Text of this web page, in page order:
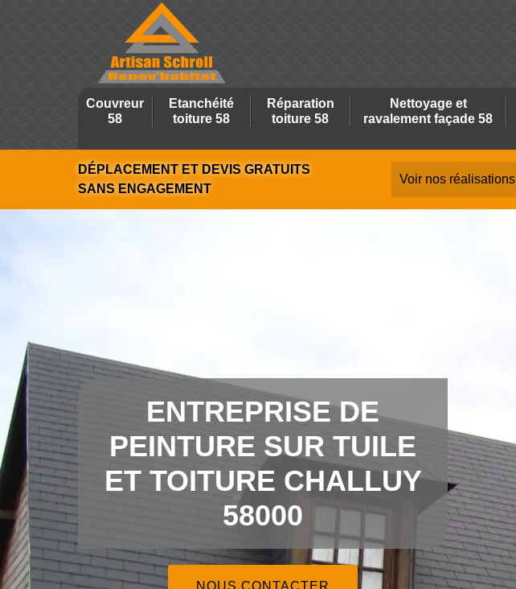
Couvreur
58
Etanchéité
toiture 58
Réparation
toiture 58
Nettoyage et
ravalement façade 58
DÉPLACEMENT ET DEVIS GRATUITS
SANS ENGAGEMENT
Voir nos réalisations
ENTREPRISE DE
PEINTURE SUR TUILE
ET TOITURE CHALLUY
58000
NOUS CONTACTER